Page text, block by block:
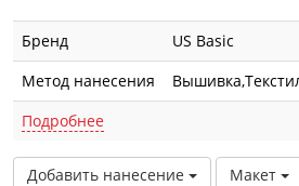
Бренд
US Basic
Метод нанесения
Подробнее
Добавить нанесение Макет